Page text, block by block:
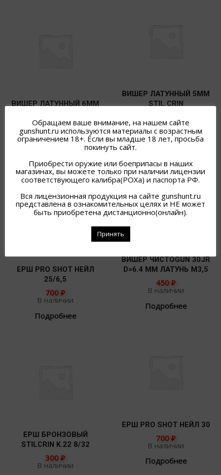
ВИШЕР ЛАТУННЫЙ 5ММ
STIL CRIN
В наличии
Подробнее
ВИШЕР ЛАТУННЫЙ 6ММ
300₽
В наличии
ВИШЕР ЧИСТОGUN 30JR
D=6.4 ММ ЛАТУНЬ М3,5
450 ₽
В наличии
Подробнее
ЕРШ PRO SHOT НЕЙЛ
25/6,5
700 ₽
В наличии
Подробнее
ЕРШ PRO SHOT НЕЙЛ 30
700 ₽
В наличии
Подробнее
ЕРШ БРОНЗОВЫЙ
STILCRIN K.22 8/32
300 ₽
В наличии
Обращаем ваше внимание, на нашем сайте
gunshunt.ru используются материалы с возрастным
ограничением 18+. Если вы младше 18 лет, просьба
покинуть сайт.
Приобрести оружие или боеприпасы в наших
магазинах, вы можете только при наличии лицензии
соответствующего калибра(РОХа) и паспорта РФ.
Вся лицензионная продукция на сайте gunshunt.ru
представлена в ознакомительных целях и НЕ может
быть приобретена дистанционно(онлайн).
Принять